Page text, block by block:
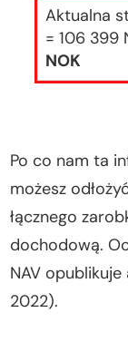
Aktualna
= 106 399
NOK
Po co nam ta
możesz
łącznego
dochodową.
NAV
2022).